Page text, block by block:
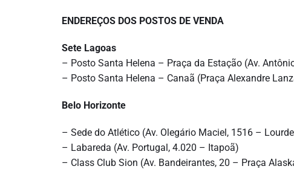
ENDEREÇOS DOS POSTOS DE VENDA
Sete Lagoas
– Posto Santa Helena – Praça da Estação (Av.
– Posto Santa Helena – Canaã (Praça Alexandre
Belo Horizonte
– Sede do Atlético (Av. Olegário Maciel, 1516 –
– Labareda (Av. Portugal, 4.020 – Itapoã)
– Class Club Sion (Av. Bandeirantes, 20 – Praça